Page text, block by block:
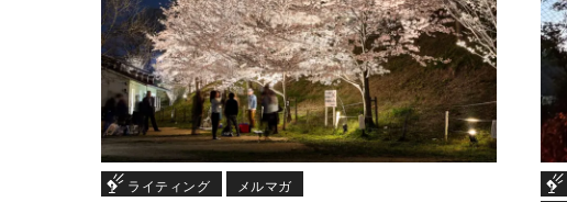
ライティング メルマガ